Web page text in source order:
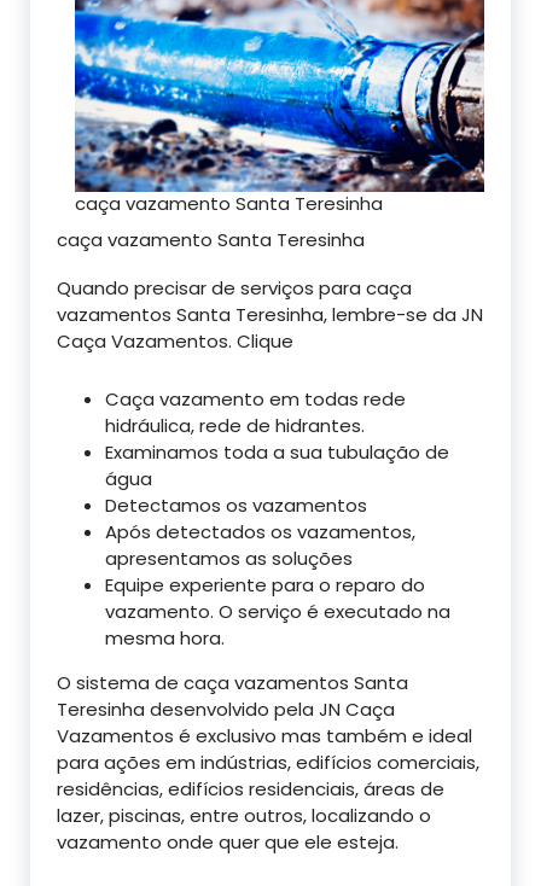
caça vazamento Santa Teresinha
caça vazamento Santa Teresinha
Quando precisar de serviços para caça
vazamentos Santa Teresinha, lembre-se da JN
Caça Vazamentos. Clique
Caça vazamento em todas rede
hidráulica, rede de hidrantes.
Examinamos toda a sua tubulação de
água
Detectamos os vazamentos
Após detectados os vazamentos,
apresentamos as soluções
Equipe experiente para o reparo do
vazamento. O serviço é executado na
mesma hora.
O sistema de caça vazamentos Santa
Teresinha desenvolvido pela JN Caça
Vazamentos é exclusivo mas também e ideal
para ações em indústrias, edifícios comerciais,
residências, edifícios residenciais, áreas de
lazer, piscinas, entre outros, localizando o
vazamento onde quer que ele esteja.